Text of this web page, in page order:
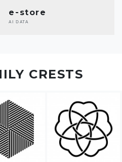
e-store
AI DATA
CRESTS